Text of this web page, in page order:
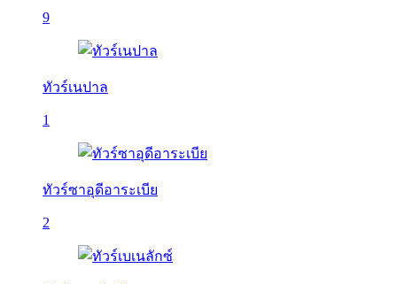
9
ทัวร์เนปาล
1
ทัวร์ซาอุดีอาระเบีย
2